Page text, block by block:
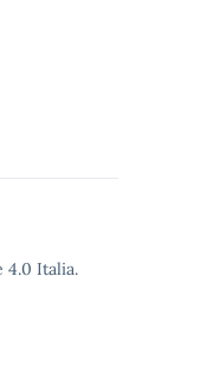
4.0 Italia.